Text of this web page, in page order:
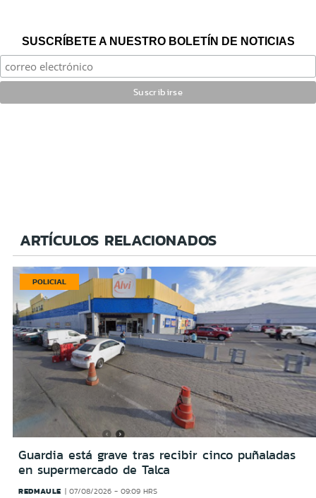
SUSCRÍBETE A NUESTRO BOLETÍN DE NOTICIAS
ARTÍCULOS RELACIONADOS
POLICIAL
Guardia está grave tras recibir cinco puñaladas
en supermercado de Talca
REDMAULE 07/08/2026 - 09:09 HRS